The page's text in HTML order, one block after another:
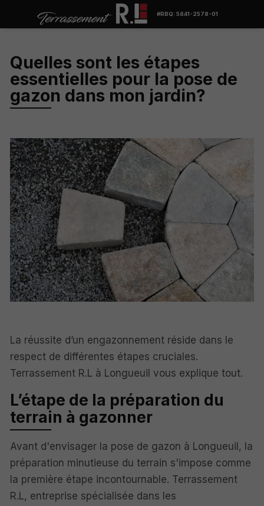
#RBQ: 5841-2578-01
Quelles sont les étapes
essentielles pour la pose de
gazon dans mon jardin?
La réussite d’un engazonnement réside dans le
respect de différentes étapes cruciales.
Terrassement R.L à Longueuil vous explique tout.
L’étape de la préparation du
terrain à gazonner
Avant d'envisager la pose de gazon à Longueuil, la
préparation minutieuse du terrain s'impose comme
la première étape incontournable. Terrassement
R.L, entreprise spécialisée dans les